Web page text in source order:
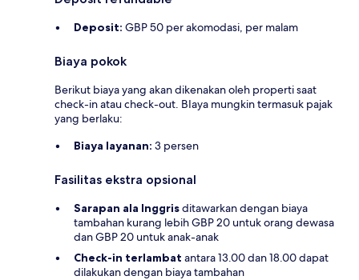
Deposit: GBP 50 per akomodasi, per malam
Biaya pokok
Berikut biaya yang akan dikenakan oleh properti saat
check-in atau check-out. BIaya mungkin termasuk pajak
yang berlaku:
Biaya layanan: 3 persen
Fasilitas ekstra opsional
Sarapan ala Inggrisditawarkan dengan biaya
tambahan kurang lebih GBP 20 untuk orang dewasa
dan GBP 20 untuk anak-anak
Check-in terlambat antara 13.00 dan 18.00 dapat
dilakukan dengan biaya tambahan